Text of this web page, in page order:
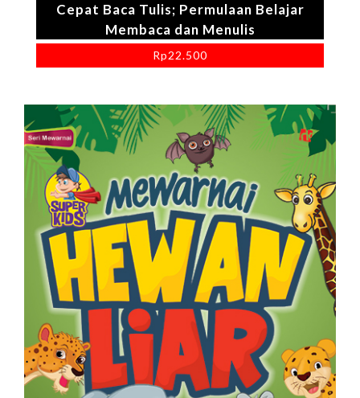
Cepat Baca Tulis; Permulaan Belajar
Membaca dan Menulis
Rp22.500